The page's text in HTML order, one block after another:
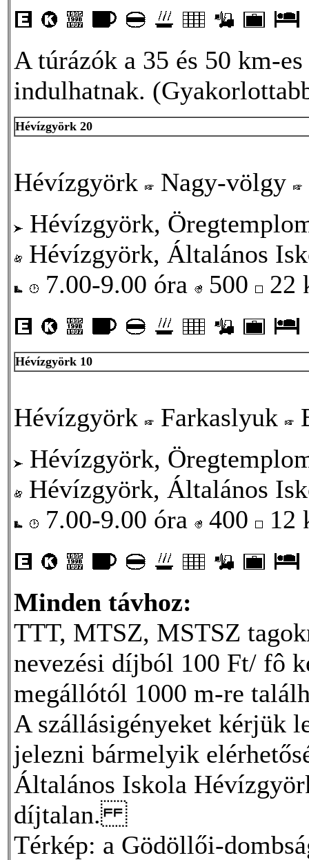
A túrázók a 35 és 50 km-
indulhatnak.
Hévízgyörk 20
Hévízgyörk Nagy-völgy
Hévízgyörk,
Hévízgyörk, Általános
7.00-9.00 óra
500 22
Hévízgyörk 10
Hévízgyörk Farkaslyuk
Hévízgyörk,
Hévízgyörk, Általános
7.00-9.00 óra
400 12
Minden távhoz:
TTT, MTSZ, MSTSZ
nevezési díjból 100 Ft/ fô
megállótól 1000 m-re
A szállásigényeket kérjük
jelezni bármelyik
Általános Iskola
díjtalan.
Térkép: a Gödöllői-